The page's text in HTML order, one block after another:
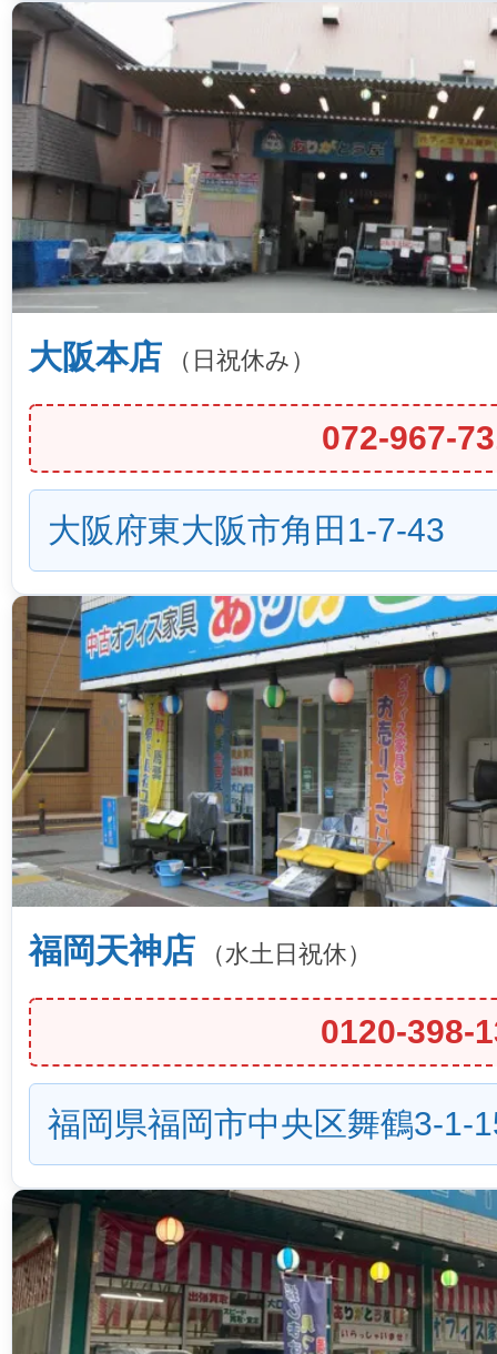
大阪本店 （日祝休み）
072-967-
大阪府東大阪市角田1-7-43
福岡天神店 （水土日祝休）
0120-398-
福岡県福岡市中央区舞鶴3-1-